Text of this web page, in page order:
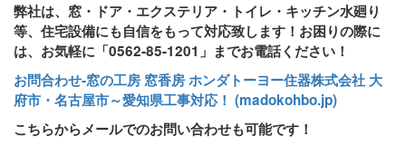
弊社は、窓・ドア・エクステリア・トイレ・キッチン水廻り
等、住宅設備にも自信をもって対応致します！お困りの際に
は、お気軽に「0562-85-1201」までお電話ください！
お問合わせ‐窓の工房 窓香房 ホンダトーヨー住器株式会社 大
府市・名古屋市～愛知県工事対応！ (madokohbo.jp)
こちらからメールでのお問い合わせも可能です！